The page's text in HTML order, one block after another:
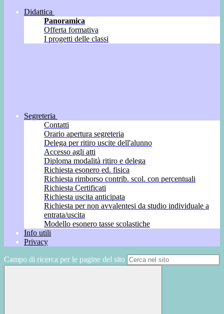
Didattica
Panoramica
Offerta formativa
I progetti delle classi
Segreteria
Contatti
Orario apertura segreteria
Delega per ritiro uscite dell'alunno
Accesso agli atti
Diploma modalità ritiro e delega
Richiesta esonero ed. fisica
Richiesta rimborso contrib. scol. con percentuali
Richiesta Certificati
Richiesta uscita anticipata
Richiesta per non avvalentesi da studio individuale a
entrata/uscita
Modello esonero tasse scolastiche
Info utili
Privacy
Campo di ricerca per le pagine del sito